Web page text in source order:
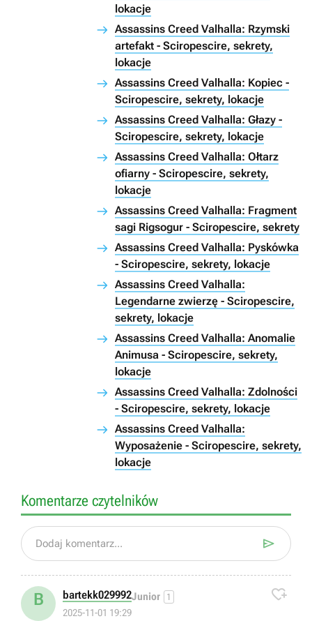
lokacje
Assassins Creed Valhalla: Rzymski
artefakt - Sciropescire, sekrety,
lokacje
Assassins Creed Valhalla: Kopiec -
Sciropescire, sekrety, lokacje
Assassins Creed Valhalla: Głazy -
Sciropescire, sekrety, lokacje
Assassins Creed Valhalla: Ołtarz
ofiarny - Sciropescire, sekrety,
lokacje
Assassins Creed Valhalla: Fragment
sagi Rigsogur - Sciropescire, sekrety
Assassins Creed Valhalla: Pyskówka
- Sciropescire, sekrety, lokacje
Assassins Creed Valhalla:
Legendarne zwierzę - Sciropescire,
sekrety, lokacje
Assassins Creed Valhalla: Anomalie
Animusa - Sciropescire, sekrety,
lokacje
Assassins Creed Valhalla: Zdolności
- Sciropescire, sekrety, lokacje
Assassins Creed Valhalla:
Wyposażenie - Sciropescire, sekrety,
lokacje
Komentarze czytelników
Dodaj komentarz... 
B bartekk029992Junior 1
2025-11-01 19:29
